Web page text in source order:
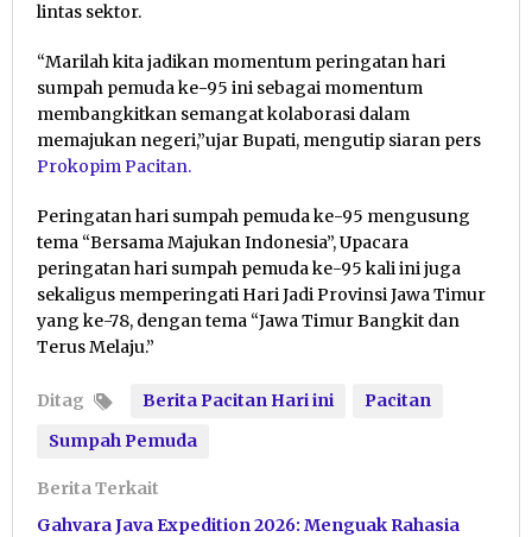
lintas sektor.
“Marilah kita jadikan momentum peringatan hari
sumpah pemuda ke-95 ini sebagai momentum
membangkitkan semangat kolaborasi dalam
memajukan negeri,”ujar Bupati, mengutip siaran pers
Prokopim Pacitan.
Peringatan hari sumpah pemuda ke-95 mengusung
tema “Bersama Majukan Indonesia”, Upacara
peringatan hari sumpah pemuda ke-95 kali ini juga
sekaligus memperingati Hari Jadi Provinsi Jawa Timur
yang ke-78, dengan tema “Jawa Timur Bangkit dan
Terus Melaju.”
Ditag Berita Pacitan Hari ini
Pacitan
Sumpah Pemuda
Berita Terkait
Gahvara Java Expedition 2026: Menguak Rahasia